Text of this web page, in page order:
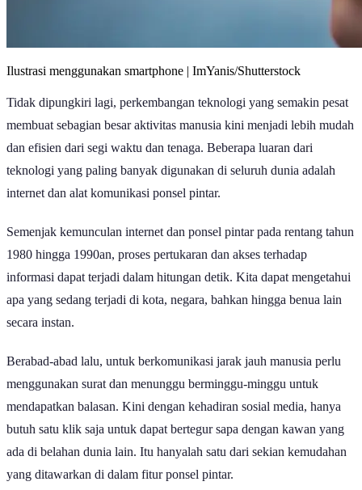
Ilustrasi menggunakan smartphone | ImYanis/Shutterstock
Tidak dipungkiri lagi, perkembangan teknologi yang semakin pesat
membuat sebagian besar aktivitas manusia kini menjadi lebih mudah
dan efisien dari segi waktu dan tenaga. Beberapa luaran dari
teknologi yang paling banyak digunakan di seluruh dunia adalah
internet dan alat komunikasi ponsel pintar.
Semenjak kemunculan internet dan ponsel pintar pada rentang tahun
1980 hingga 1990an, proses pertukaran dan akses terhadap
informasi dapat terjadi dalam hitungan detik. Kita dapat mengetahui
apa yang sedang terjadi di kota, negara, bahkan hingga benua lain
secara instan.
Berabad-abad lalu, untuk berkomunikasi jarak jauh manusia perlu
menggunakan surat dan menunggu berminggu-minggu untuk
mendapatkan balasan. Kini dengan kehadiran sosial media, hanya
butuh satu klik saja untuk dapat bertegur sapa dengan kawan yang
ada di belahan dunia lain. Itu hanyalah satu dari sekian kemudahan
yang ditawarkan di dalam fitur ponsel pintar.